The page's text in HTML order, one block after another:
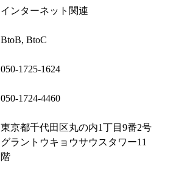
インターネット関連
BtoB, BtoC
050-1725-1624
050-1724-4460
東京都千代田区丸の内1丁目9番2号
グラントウキョウサウスタワー11
階